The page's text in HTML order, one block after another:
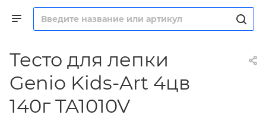
Тесто для лепки
Genio Kids-Art 4цв
140г TA1010V